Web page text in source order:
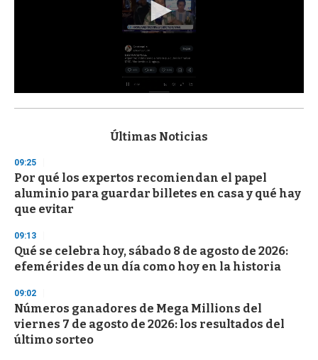
s
d
s
o
f
3
s
e
c
o
d
s
Últimas Noticias
09:25
Por qué los expertos recomiendan el papel
aluminio para guardar billetes en casa y qué hay
que evitar
09:13
Qué se celebra hoy, sábado 8 de agosto de 2026:
efemérides de un día como hoy en la historia
09:02
Números ganadores de Mega Millions del
viernes 7 de agosto de 2026: los resultados del
último sorteo